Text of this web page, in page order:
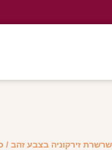
זירקוניה בצבע זהב /